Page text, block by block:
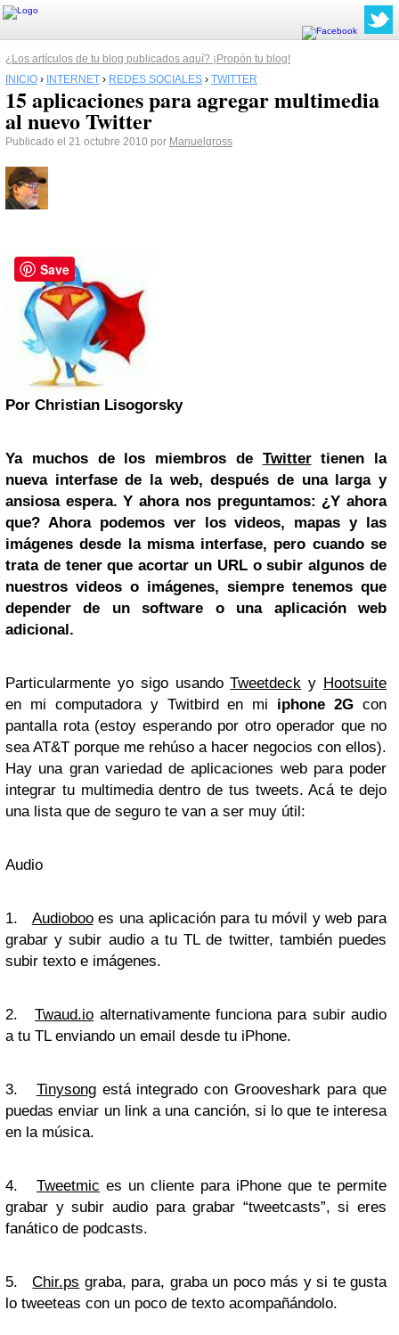
¿Los artículos de tu blog publicados aquí? ¡Propón tu blog!
INICIO › INTERNET › REDES SOCIALES › TWITTER
15 aplicaciones para agregar multimedia
al nuevo Twitter
Publicado el 21 octubre 2010 por Manuelgross
Por Christian Lisogorsky
Ya muchos de los miembros de Twittertienen la
nueva interfase de la web, después de una larga y
ansiosa espera. Y ahora nos preguntamos: ¿Y ahora
que? Ahora podemos ver los videos, mapas y las
imágenes desde la misma interfase, pero cuando se
trata de tener que acortar un URL o subir algunos de
nuestros videos o imágenes, siempre tenemos que
depender de un software o una aplicación web
adicional.
Particularmente yo sigo usandoTweetdeck y Hootsuite
en mi computadora y Twitbird en mi iphone 2G con
pantalla rota (estoy esperando por otro operador que no
sea AT&T porque me rehúso a hacer negocios con ellos).
Hay una gran variedad de aplicaciones web para poder
integrar tu multimedia dentro de tus tweets. Acá te dejo
una lista que de seguro te van a ser muy útil:
Audio
1. Audiobooes una aplicación para tu móvil y web para
grabar y subir audio a tu TL de twitter, también puedes
subir texto e imágenes.
2.Twaud.io alternativamente funciona para subir audio
a tu TL enviando un email desde tu iPhone.
3. Tinysongestá integrado con Grooveshark para que
puedas enviar un link a una canción, si lo que te interesa
en la música.
4. Tweetmic es un cliente para iPhone que te permite
grabar y subir audio para grabar “tweetcasts”, si eres
fanático de podcasts.
5.Chir.ps graba, para, graba un poco más y si te gusta
lo tweeteas con un poco de texto acompañándolo.
Save